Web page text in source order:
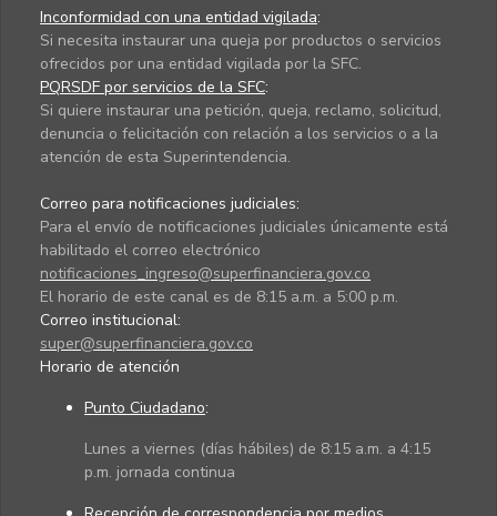
Inconformidad con una entidad vigilada:
Si necesita instaurar una queja por productos o servicios
ofrecidos por una entidad vigilada por la SFC.
PQRSDF por servicios de la SFC:
Si quiere instaurar una petición, queja, reclamo, solicitud,
denuncia o felicitación con relación a los servicios o a la
atención de esta Superintendencia.
Correo para notificaciones judiciales:
Para el envío de notificaciones judiciales únicamente está
habilitado el correo electrónico
notificaciones_ingreso@superfinanciera.gov.co
El horario de este canal es de 8:15 a.m. a 5:00 p.m.
Correo institucional:
super@superfinanciera.gov.co
Horario de atención
Punto Ciudadano:
Lunes a viernes (días hábiles) de 8:15 a.m. a 4:15
p.m. jornada continua